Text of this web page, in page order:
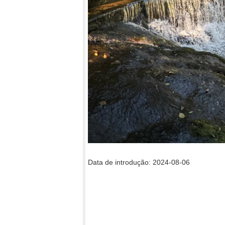
Data de introdução: 2024-08-06